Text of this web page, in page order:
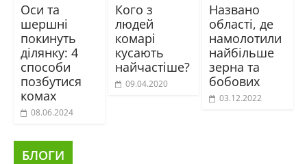
Оси та
шершні
покинуть
ділянку: 4
способи
позбутися
комах
08.06.2024
Кого з
людей
комарі
кусають
найчастіше?
09.04.2020
Названо
області, де
намолотили
найбільше
зерна та
бобових
03.12.2022
БЛОГИ